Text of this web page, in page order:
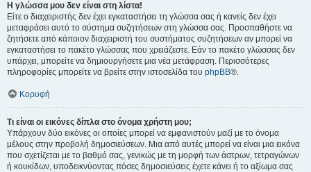
Η γλώσσα μου δεν είναι στη λίστα!
Είτε ο διαχειριστής δεν έχει εγκαταστήσει τη γλώσσα σας ή κανείς δεν έχει
μεταφράσει αυτό το σύστημα συζητήσεων στη γλώσσα σας. Προσπαθήστε να
ζητήσετε από κάποιον διαχειριστή του συστήματος συζητήσεων αν μπορεί να
εγκαταστήσει το πακέτο γλώσσας που χρειάζεστε. Εάν το πακέτο γλώσσας δεν
υπάρχει, μπορείτε να δημιουργήσετε μια νέα μετάφραση. Περισσότερες
πληροφορίες μπορείτε να βρείτε στην ιστοσελίδα του phpBB®.
Κορυφή
Τι είναι οι εικόνες δίπλα στο όνομα χρήστη μου;
Υπάρχουν δύο εικόνες οι οποίες μπορεί να εμφανιστούν μαζί με το όνομα
μέλους στην προβολή δημοσιεύσεων. Μια από αυτές μπορεί να είναι μια εικόνα
που σχετίζεται με το βαθμό σας, γενικώς με τη μορφή των άστρων, τετραγώνων
ή κουκίδων, υποδεικνύοντας πόσες δημοσιεύσεις έχετε κάνει ή το αξίωμα σας